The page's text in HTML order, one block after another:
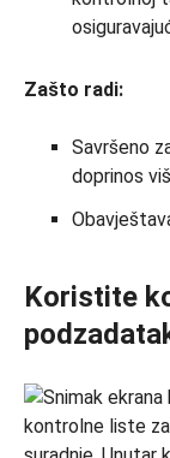
Zašto radi:
Savršeno
doprinos
Koristite